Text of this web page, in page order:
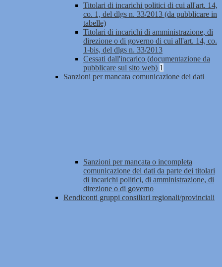
Titolari di incarichi politici di cui all'art. 14,
co. 1, del dlgs n. 33/2013 (da pubblicare in
tabelle)
Titolari di incarichi di amministrazione, di
direzione o di governo di cui all'art. 14, co.
1-bis, del dlgs n. 33/2013
Cessati dall'incarico (documentazione da
pubblicare sul sito web) 1
Sanzioni per mancata comunicazione dei dati
Sanzioni per mancata o incompleta
comunicazione dei dati da parte dei titolari
di incarichi politici, di amministrazione, di
direzione o di governo
Rendiconti gruppi consiliari regionali/provinciali